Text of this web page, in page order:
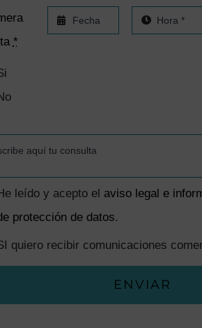
*
leído y acepto el aviso legal e
protección de datos.
quiero recibir comunicaciones
ENVIAR